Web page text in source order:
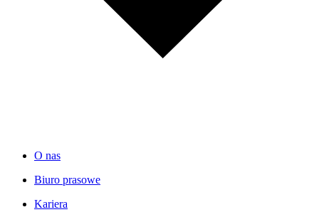
O nas
Biuro prasowe
Kariera